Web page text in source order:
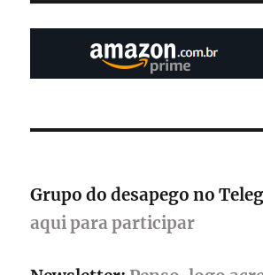
Grupo do desapego no
aqui para participar